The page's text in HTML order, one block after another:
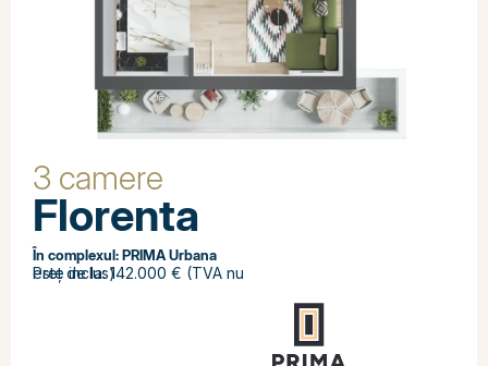
3 camere
Florenta
În complexul:PRIMA Urbana
Preț de la: 142.000 € (TVA nu este inclus)